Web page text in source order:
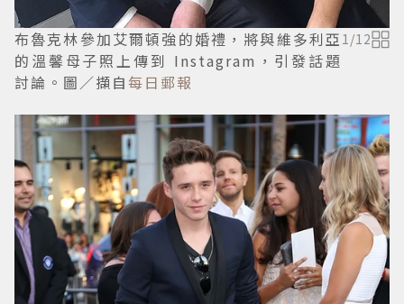
布魯克林參加艾爾頓強的婚禮，將與維多利亞
的溫馨母子照上傳到 Instagram，引發話題
討論。圖／擷自每日郵報
1/12